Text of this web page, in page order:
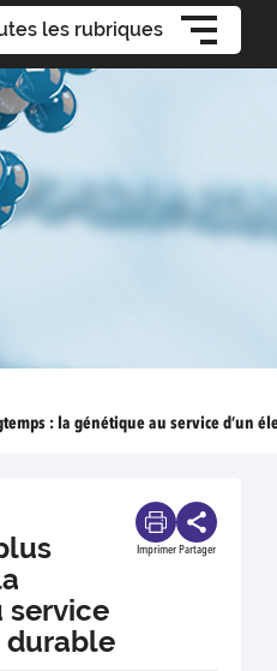
les rubriques
: la génétique au service d’un
service
durable
Imprimer Partager